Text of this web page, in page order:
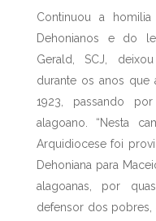
Continuou a
Dehonianos e do
Gerald, SCJ,
durante os anos que
1923, passando
alagoano. “Nesta
Arquidiocese foi
Dehoniana para
alagoanas, por
defensor dos pobres,